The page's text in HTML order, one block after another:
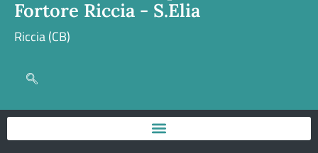
Fortore Riccia - S.Elia
Riccia (CB)